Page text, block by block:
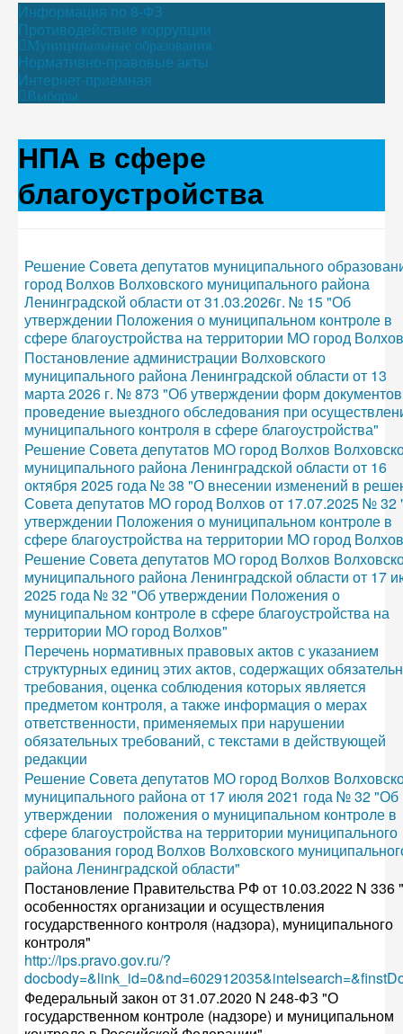
Информация по 8-ФЗ
Противодействие коррупции
Муниципальные образования
Нормативно-правовые акты
Интернет-приёмная
Выборы
НПА в сфере
благоустройства
Решение Совета депутатов муниципального
город Волхов Волховского муниципального района
Ленинградской области от 31.03.2026г. № 15 "Об
утверждении Положения о муниципальном контроле в
сфере благоустройства на территории МО город
Постановление администрации Волховского
муниципального района Ленинградской области от 13
марта 2026 г. № 873 "Об утверждении форм
проведение выездного обследования при
муниципального контроля в сфере благоустройства"
Решение Совета депутатов МО город Волхов
муниципального района Ленинградской области от 16
октября 2025 года № 38 "О внесении изменений в
Совета депутатов МО город Волхов от 17.07.2025 № 32
утверждении Положения о муниципальном контроле в
сфере благоустройства на территории МО город
Решение Совета депутатов МО город Волхов
муниципального района Ленинградской области от 17
2025 года № 32 "Об утверждении Положения о
муниципальном контроле в сфере благоустройства на
территории МО город Волхов"
Перечень нормативных правовых актов с указанием
структурных единиц этих актов, содержащих
требования, оценка соблюдения которых является
предметом контроля, а также информация о мерах
ответственности, применяемых при нарушении
обязательных требований, с текстами в действующей
редакции
Решение Совета депутатов МО город Волхов
муниципального района от 17 июля 2021 года № 32 "Об
утверждении положения о муниципальном контроле в
сфере благоустройства на территории муниципального
образования город Волхов Волховского
района Ленинградской области"
Постановление Правительства РФ от 10.03.2022 N 336
особенностях организации и осуществления
государственного контроля (надзора), муниципального
контроля"
http://ips.pravo.gov.ru/?
Федеральный закон от 31.07.2020 N 248-ФЗ "О
государственном контроле (надзоре) и муниципальном